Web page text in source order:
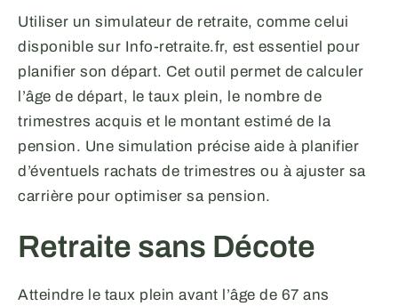
Utiliser un simulateur de retraite, comme celui
disponible sur Info-retraite.fr, est essentiel pour
planifier son départ. Cet outil permet de calculer
l’âge de départ, le taux plein, le nombre de
trimestres acquis et le montant estimé de la
pension. Une simulation précise aide à planifier
d’éventuels rachats de trimestres ou à ajuster sa
carrière pour optimiser sa pension.
Retraite sans Décote
Atteindre le taux plein avant l’âge de 67 ans